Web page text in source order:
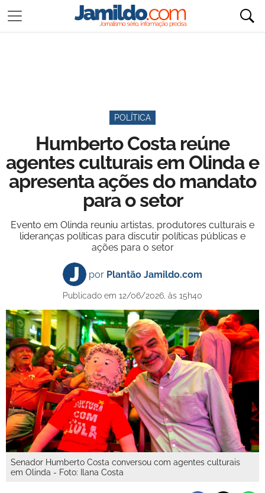
POLÍTICA
Humberto Costa reúne
agentes culturais em Olinda e
apresenta ações do mandato
para o setor
Evento em Olinda reuniu artistas, produtores culturais e
lideranças políticas para discutir políticas públicas e
ações para o setor
por Plantão Jamildo.com
Publicado em 12/06/2026, às 15h40
Senador Humberto Costa conversou com agentes culturais
em Olinda - Foto: Ilana Costa